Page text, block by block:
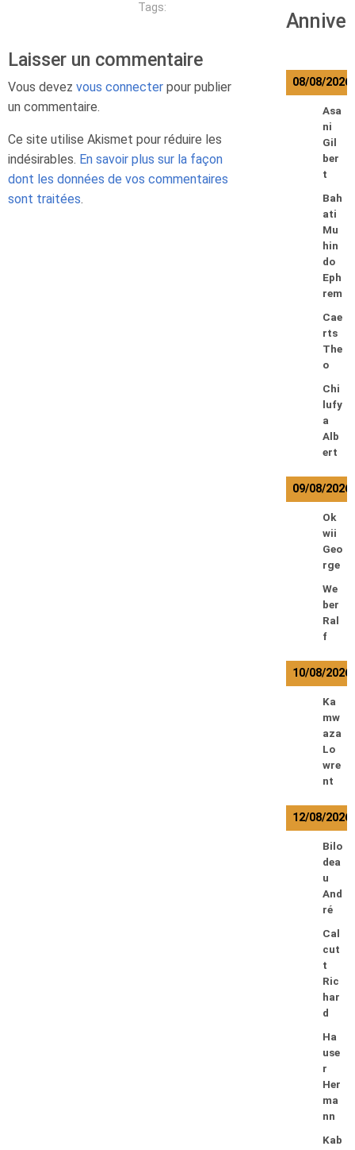
Tags:
Laisser un commentaire
Vous devez vous connecter pour publier
un commentaire.
Ce site utilise Akismet pour réduire les
indésirables. En savoir plus sur la façon
dont les données de vos commentaires
sont traitées.
08/08/2026
Asa
ni
Gil
ber
t
Bah
ati
Mu
hin
do
Eph
rem
Cae
rts
The
o
Chi
lufy
a
Alb
ert
09/08/2026
Ok
wii
Geo
rge
We
ber
Ral
f
10/08/2026
Ka
mw
aza
Lo
wre
nt
12/08/2026
Bilo
dea
u
And
ré
Cal
cut
t
Ric
har
d
Ha
use
r
Her
ma
nn
Kab